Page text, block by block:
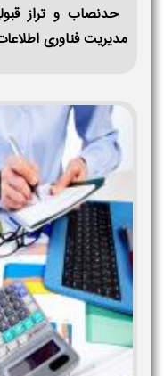
حدنصاب و تراز
مدیریت فناوری